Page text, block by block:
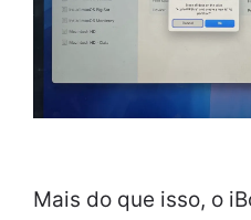
Mais do que isso, o